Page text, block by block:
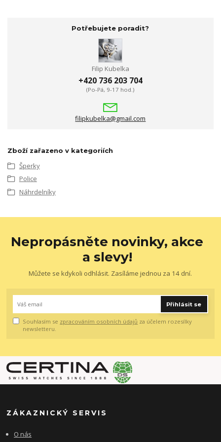
Potřebujete poradit?
Filip Kubelka
+420 736 203 704
(Po-Pá, 9-17 hod.)
filipkubelka@gmail.com
Zboží zařazeno v kategoriích
Šperky
Police
Náhrdelníky
Nepropásněte novinky, akce
a slevy!
Můžete se kdykoli odhlásit. Zasíláme jednou za 14 dní.
Přihlásit se
Souhlasím se zpracováním osobních údajů za účelem rozesílky
newsletteru.
ZÁKAZNICKÝ SERVIS
O nás